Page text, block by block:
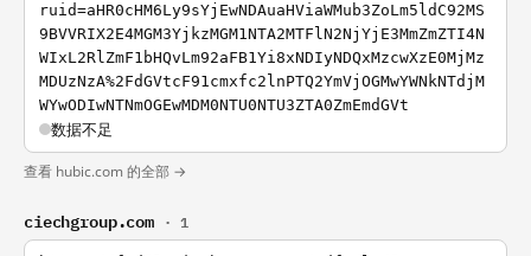
ruid=aHR0cHM6Ly9sYjEwNDAuaHViaWMub3ZoLm5ldC92MS
9BVVRIX2E4MGM3YjkzMGM1NTA2MTFlN2NjYjE3MmZmZTI4N
WIxL2RlZmF1bHQvLm92aFB1Yi8xNDIyNDQxMzcwXzE0MjMz
MDUzNzA%2FdGVtcF91cmxfc2lnPTQ2YmVjOGMwYWNkNTdjM
WYwODIwNTNmOGEwMDM0NTU0NTU3ZTA0ZmEmdGVt
数据不足
查看 hubic.com 的全部 →
ciechgroup.com · 1